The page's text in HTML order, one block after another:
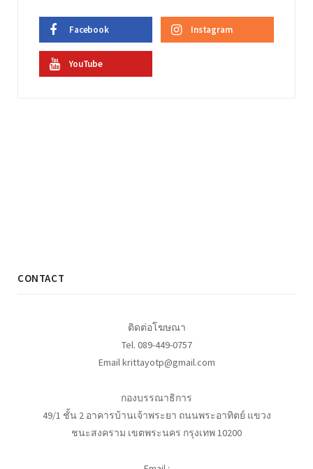
Facebook Instagram
YouTube
CONTACT
ติดต่อโฆษณา
Tel. 089-449-0757
Email krittayotp@gmail.com
กองบรรณาธิการ
49/1 ชั้น 2 อาคารบ้านเจ้าพระยา ถนนพระอาทิตย์ แขวง
ชนะสงคราม เขตพระนคร กรุงเทพ 10200